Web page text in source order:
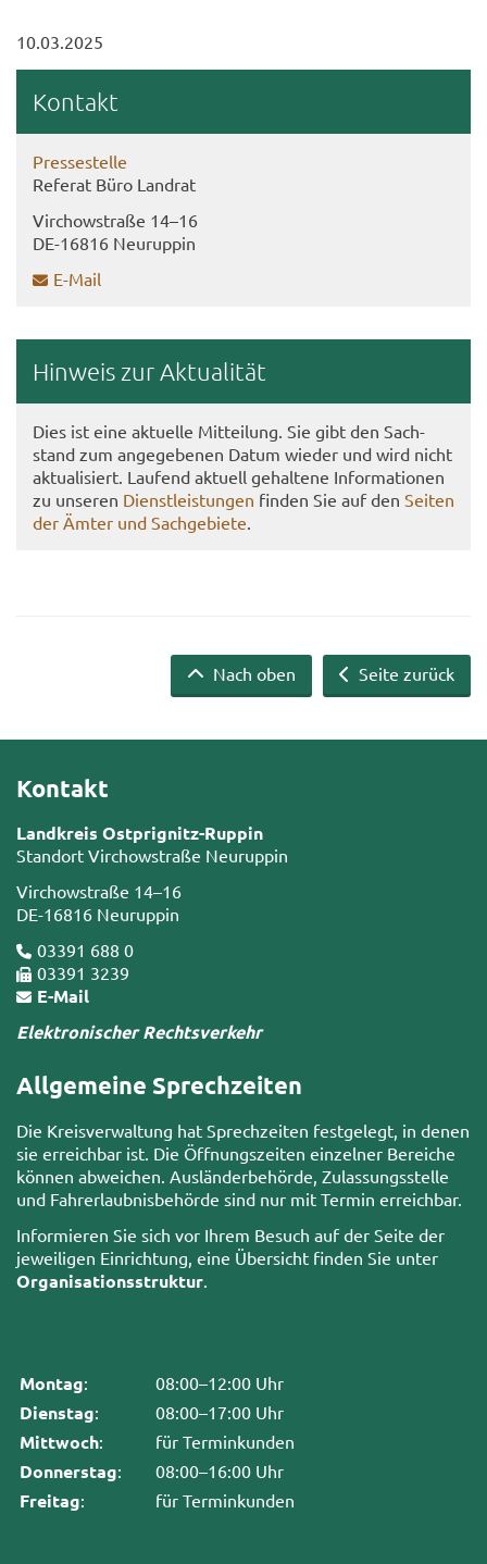
10.03.2025
Kon­takt
Pres­se­stel­le
Re­fe­rat Büro Land­rat
Virch­ow­stra­ße 14–16
DE-​16816 Neu­rup­pin
E-​Mail
Hin­weis zur Ak­tua­li­tät
Dies ist eine ak­tu­el­le Mit­tei­lung. Sie gibt den Sach­
stand zum an­ge­ge­be­nen Datum wie­der und wird nicht
ak­tua­li­siert. Lau­fend ak­tu­ell ge­hal­te­ne In­for­ma­tio­nen
zu un­se­ren Dienst­leis­tun­gen fin­den Sie auf den Sei­ten
der Ämter und Sach­ge­bie­te
Seite zurück
Nach oben
Kontakt
Landkreis Ostprignitz-Ruppin
Standort Virchowstraße Neuruppin
Virchowstraße 14–16
DE-16816 Neuruppin
03391 688 0
03391 3239
E-Mail
Elektronischer Rechtsverkehr
Allgemeine Sprechzeiten
Die Kreisverwaltung hat Sprechzeiten festgelegt, in denen
sie erreichbar ist. Die Öffnungszeiten einzelner Bereiche
können abweichen. Ausländerbehörde, Zulassungsstelle
und Fahrerlaubnisbehörde sind nur mit Termin erreichbar.
Informieren Sie sich vor Ihrem Besuch auf der Seite der
jeweiligen Einrichtung, eine Übersicht finden Sie unter
Organisationsstruktur.
Montag: 08:00–12:00 Uhr
Dienstag: 08:00–17:00 Uhr
Mittwoch: für Terminkunden
Donnerstag: 08:00–16:00 Uhr
Freitag: für Terminkunden